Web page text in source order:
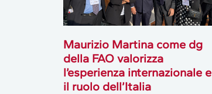
Maurizio Martina come dg
della FAO valorizza
l’esperienza internazionale e
il ruolo dell’Italia